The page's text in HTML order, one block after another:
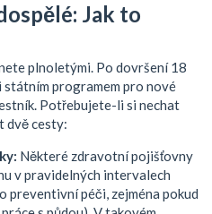
Jak to
plnoletými. Po dovršení 18
programem pro nové
Potřebujete-li si nechat
dvě cesty:
Některé zdravotní pojišťovny
v pravidelných intervalech
preventivní péči, zejména pokud